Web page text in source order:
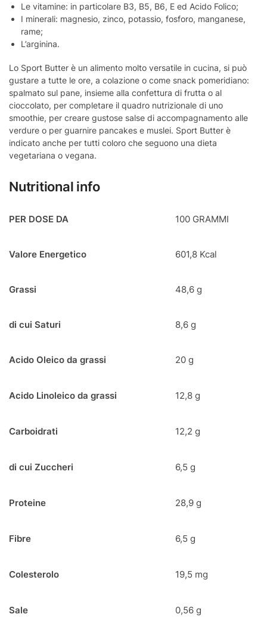
Le vitamine: in particolare B3, B5, B6, E ed Acido Folico;
I minerali: magnesio, zinco, potassio, fosforo, manganese,
rame;
L’arginina.
Lo Sport Butter è un alimento molto versatile in cucina, si può
gustare a tutte le ore, a colazione o come snack pomeridiano:
spalmato sul pane, insieme alla confettura di frutta o al
cioccolato, per completare il quadro nutrizionale di uno
smoothie, per creare gustose salse di accompagnamento alle
verdure o per guarnire pancakes e muslei. Sport Butter è
indicato anche per tutti coloro che seguono una dieta
vegetariana o vegana.
Nutritional info
PER DOSE DA 100 GRAMMI
Valore Energetico 601,8 Kcal
Grassi 48,6 g
di cui Saturi 8,6 g
Acido Oleico da grassi 20 g
Acido Linoleico da grassi 12,8 g
Carboidrati 12,2 g
di cui Zuccheri 6,5 g
Proteine 28,9 g
Fibre 6,5 g
Colesterolo 19,5 mg
Sale 0,56 g